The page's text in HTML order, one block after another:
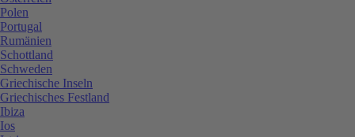
Polen
Portugal
Rumänien
Schottland
Schweden
Griechische Inseln
Griechisches Festland
Ibiza
Ios